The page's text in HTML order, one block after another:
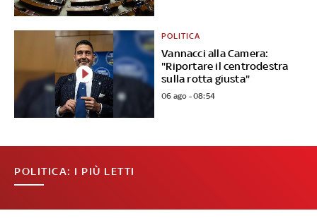
Vannacci alla Camera:
"Riportare il centrodestra
sulla rotta giusta"
POLITICA
06 ago - 08:54
POLITICA: I PIÙ LETTI